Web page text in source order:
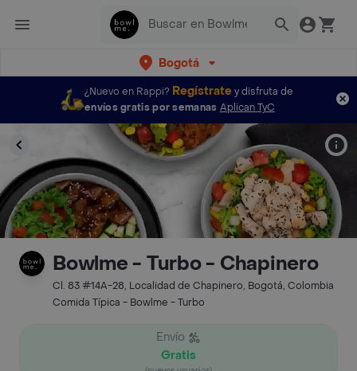
Bogotá
¿Nuevo en Rappi? Regístratey disfruta de
envíos gratis por semanas Aplican TyC
Bowlme - Turbo - Chapinero
Cl. 83 #14A-28, Localidad de Chapinero, Bogotá, Colombia
Comida Típica - Bowlme - Turbo
Envío
Gratis